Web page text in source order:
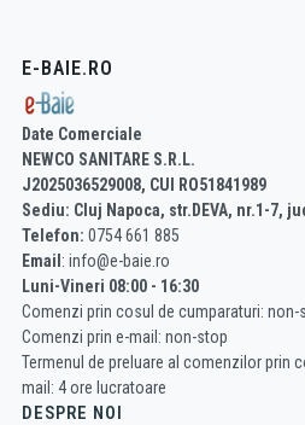
E-BAIE.RO
Date Comerciale
NEWCO SANITARE S.R.L.
J2025036529008, CUI RO51841989
Sediu: Cluj Napoca, str.DEVA, nr.1-7,
Telefon: 0754 661 885
Email : info@e-baie.ro
Luni-Vineri 08:00 - 16:30
Comenzi prin cosul de cumparaturi: non-
Comenzi prin e-mail: non-stop
Termenul de preluare al comenzilor prin
mail: 4 ore lucratoare
DESPRE NOI